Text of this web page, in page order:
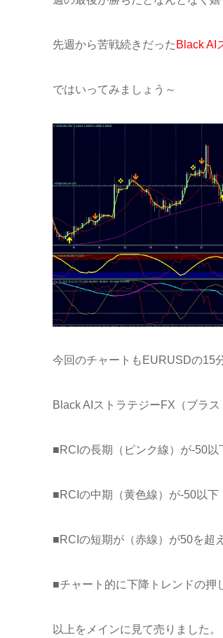
先週から苦戦続きだった Black AI
ではいってみましょう～
今回のチャートもEURUSDの15
Black AIストラテジーFX（ブラ
■RCIの長期（ピンク線）が-50以
■RCIの中期（黄色線）が-50以下
■RCIの短期が（赤線）が50を超
■チャート的に下降トレンドの押
以上をメインに見て売りました。